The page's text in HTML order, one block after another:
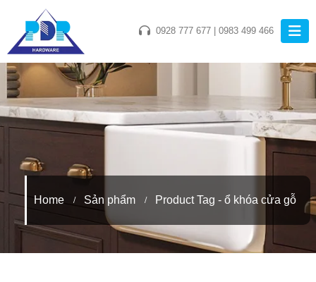
0928 777 677 0983 499 466
Home Sản phẩm Product Tag - ổ khóa cửa gỗ